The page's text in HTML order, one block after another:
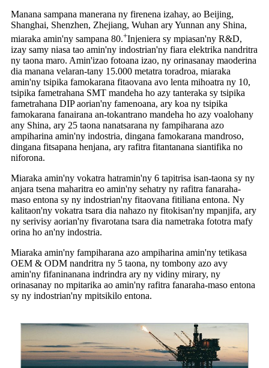
Manana sampana manerana ny firenena izahay, ao Beijing,
Shanghai, Shenzhen, Zhejiang, Wuhan ary Yunnan any Shina,
miaraka amin'ny sampana 80.+Injeniera sy mpiasan'ny R&D,
izay samy niasa tao amin'ny indostrian'ny fiara elektrika nandritra
ny taona maro. Amin'izao fotoana izao, ny orinasanay maoderina
dia manana velaran-tany 15.000 metatra toradroa, miaraka
amin'ny tsipika famokarana fitaovana avo lenta mihoatra ny 10,
tsipika fametrahana SMT mandeha ho azy tanteraka sy tsipika
fametrahana DIP aorian'ny famenoana, ary koa ny tsipika
famokarana fanairana an-tokantrano mandeha ho azy voalohany
any Shina, ary 25 taona nanatsarana ny fampiharana azo
ampiharina amin'ny indostria, dingana famokarana mandroso,
dingana fitsapana henjana, ary rafitra fitantanana siantifika no
niforona.
Miaraka amin'ny vokatra hatramin'ny 6 tapitrisa isan-taona sy ny
anjara tsena maharitra eo amin'ny sehatry ny rafitra fanaraha-
maso entona sy ny indostrian'ny fitaovana fitiliana entona. Ny
kalitaon'ny vokatra tsara dia nahazo ny fitokisan'ny mpanjifa, ary
ny serivisy aorian'ny fivarotana tsara dia nametraka fototra mafy
orina ho an'ny indostria.
Miaraka amin'ny fampiharana azo ampiharina amin'ny tetikasa
OEM & ODM nandritra ny 5 taona, ny tombony azo avy
amin'ny fifaninanana indrindra ary ny vidiny mirary, ny
orinasanay no mpitarika ao amin'ny rafitra fanaraha-maso entona
sy ny indostrian'ny mpitsikilo entona.